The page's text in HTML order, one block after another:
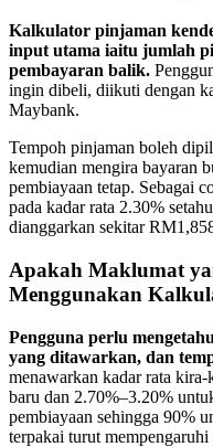
Kalkulator pinjaman
input utama iaitu jumlah
pembayaran balik.
ingin dibeli, diikuti dengan
Maybank.
Tempoh pinjaman boleh
kemudian mengira bayaran
pembiayaan tetap. Sebagai
pada kadar rata 2.30%
dianggarkan sekitar
Apakah Maklumat
Menggunakan
Pengguna perlu
yang ditawarkan, dan
menawarkan kadar rata
baru dan 2.70%–3.20%
pembiayaan sehingga 90%
terpakai turut mempengaruhi